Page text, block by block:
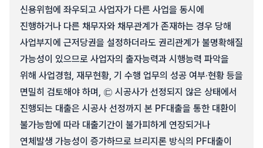
신용위험에 좌우되고 사업자가 다른 사업을 동시에
진행하거나 다른 채무자와 채무관계가 존재하는 경우 당해
사업부지에 근저당권을 설정하더라도 권리관계가 불명확해질
가능성이 있으므로 사업자의 출자능력과 시행능력 파악을
위해 사업경험, 재무현황, 기 수행 업무의 성공 여부·현황 등을
면밀히 검토해야 하며, ㉢ 시공사가 선정되지 않은 상태에서
진행되는 대출은 시공사 선정까지 본 PF대출을 통한 대환이
불가능함에 따라 대출기간이 불가피하게 연장되거나
연체발생 가능성이 증가하므로 브리지론 방식의 PF대출이